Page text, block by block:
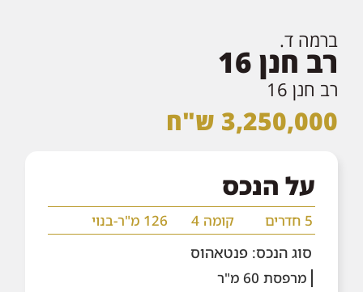
ברמה ד.
רב חנן 16
רב חנן 16
3,250,000 ש"ח
על הנכס
5 חדרים קומה 4 126 מ"ר-בנוי
סוג הנכס: פנטאהוס
מרפסת 60 מ"ר